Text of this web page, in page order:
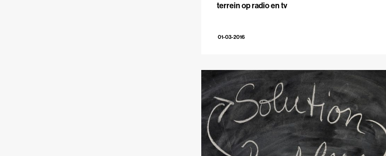
terrein op radio en tv
01-03-2016